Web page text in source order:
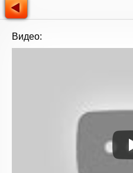
Видео: